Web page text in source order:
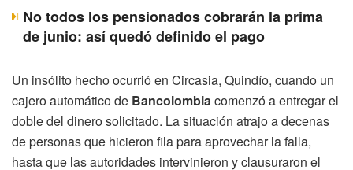
No todos los pensionados cobrarán la prima
de junio: así quedó definido el pago
Un insólito hecho ocurrió en Circasia, Quindío, cuando un
cajero automático de Bancolombiacomenzó a entregar el
doble del dinero solicitado. La situación atrajo a decenas
de personas que hicieron fila para aprovechar la falla,
hasta que las autoridades intervinieron y clausuraron el